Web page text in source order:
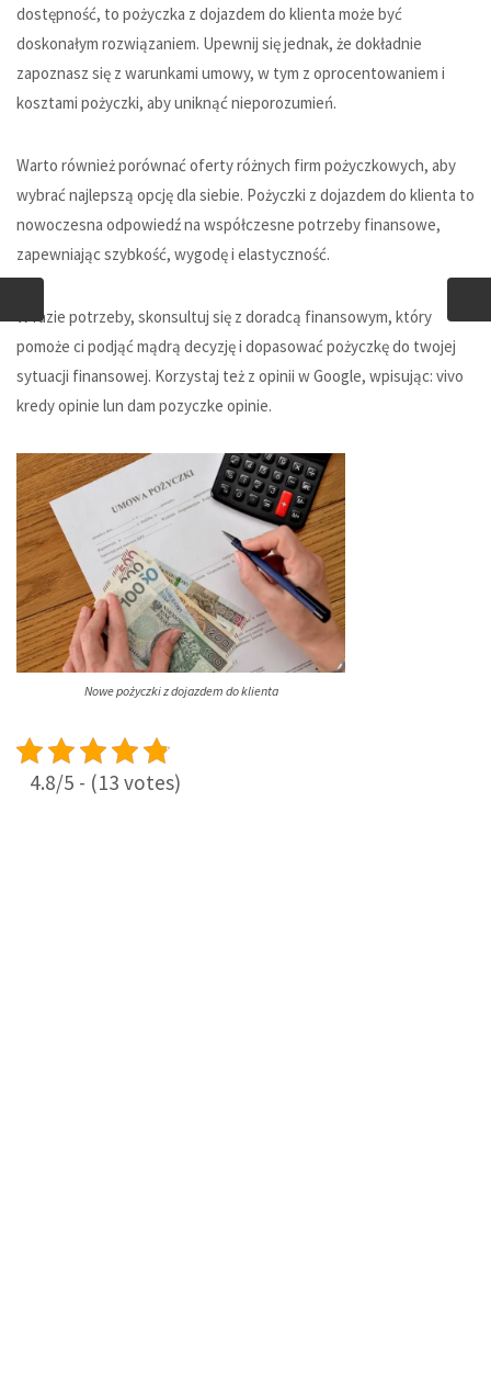
dostępność, to pożyczka z dojazdem do klienta może być
doskonałym rozwiązaniem. Upewnij się jednak, że dokładnie
zapoznasz się z warunkami umowy, w tym z oprocentowaniem i
kosztami pożyczki, aby uniknąć nieporozumień.
Warto również porównać oferty różnych firm pożyczkowych, aby
wybrać najlepszą opcję dla siebie. Pożyczki z dojazdem do klienta to
nowoczesna odpowiedź na współczesne potrzeby finansowe,
zapewniając szybkość, wygodę i elastyczność.
W razie potrzeby, skonsultuj się z doradcą finansowym, który
pomoże ci podjąć mądrą decyzję i dopasować pożyczkę do twojej
sytuacji finansowej. Korzystaj też z opinii w Google, wpisując: vivo
kredy opinie lun dam pozyczke opinie.
Nowe pożyczki z dojazdem do klienta
4.8/5 - (13 votes)